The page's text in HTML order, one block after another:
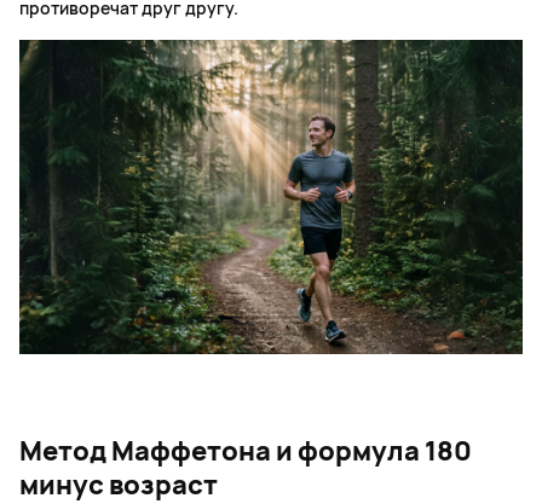
противоречат друг другу.
Метод Маффетона и формула 180
минус возраст